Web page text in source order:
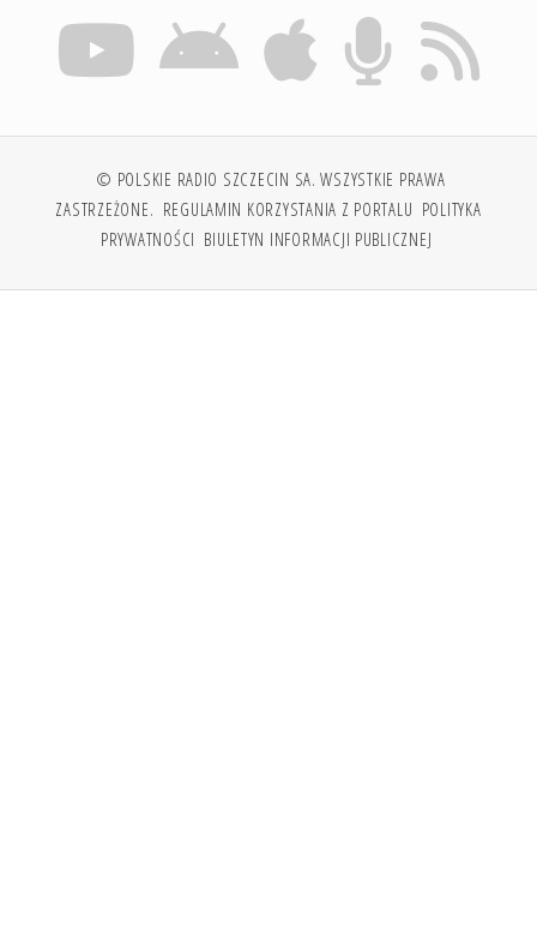
© POLSKIE RADIO SZCZECIN SA. WSZYSTKIE PRAWA
ZASTRZEŻONE. REGULAMIN KORZYSTANIA Z PORTALU POLITYKA
PRYWATNOŚCI BIULETYN INFORMACJI PUBLICZNEJ